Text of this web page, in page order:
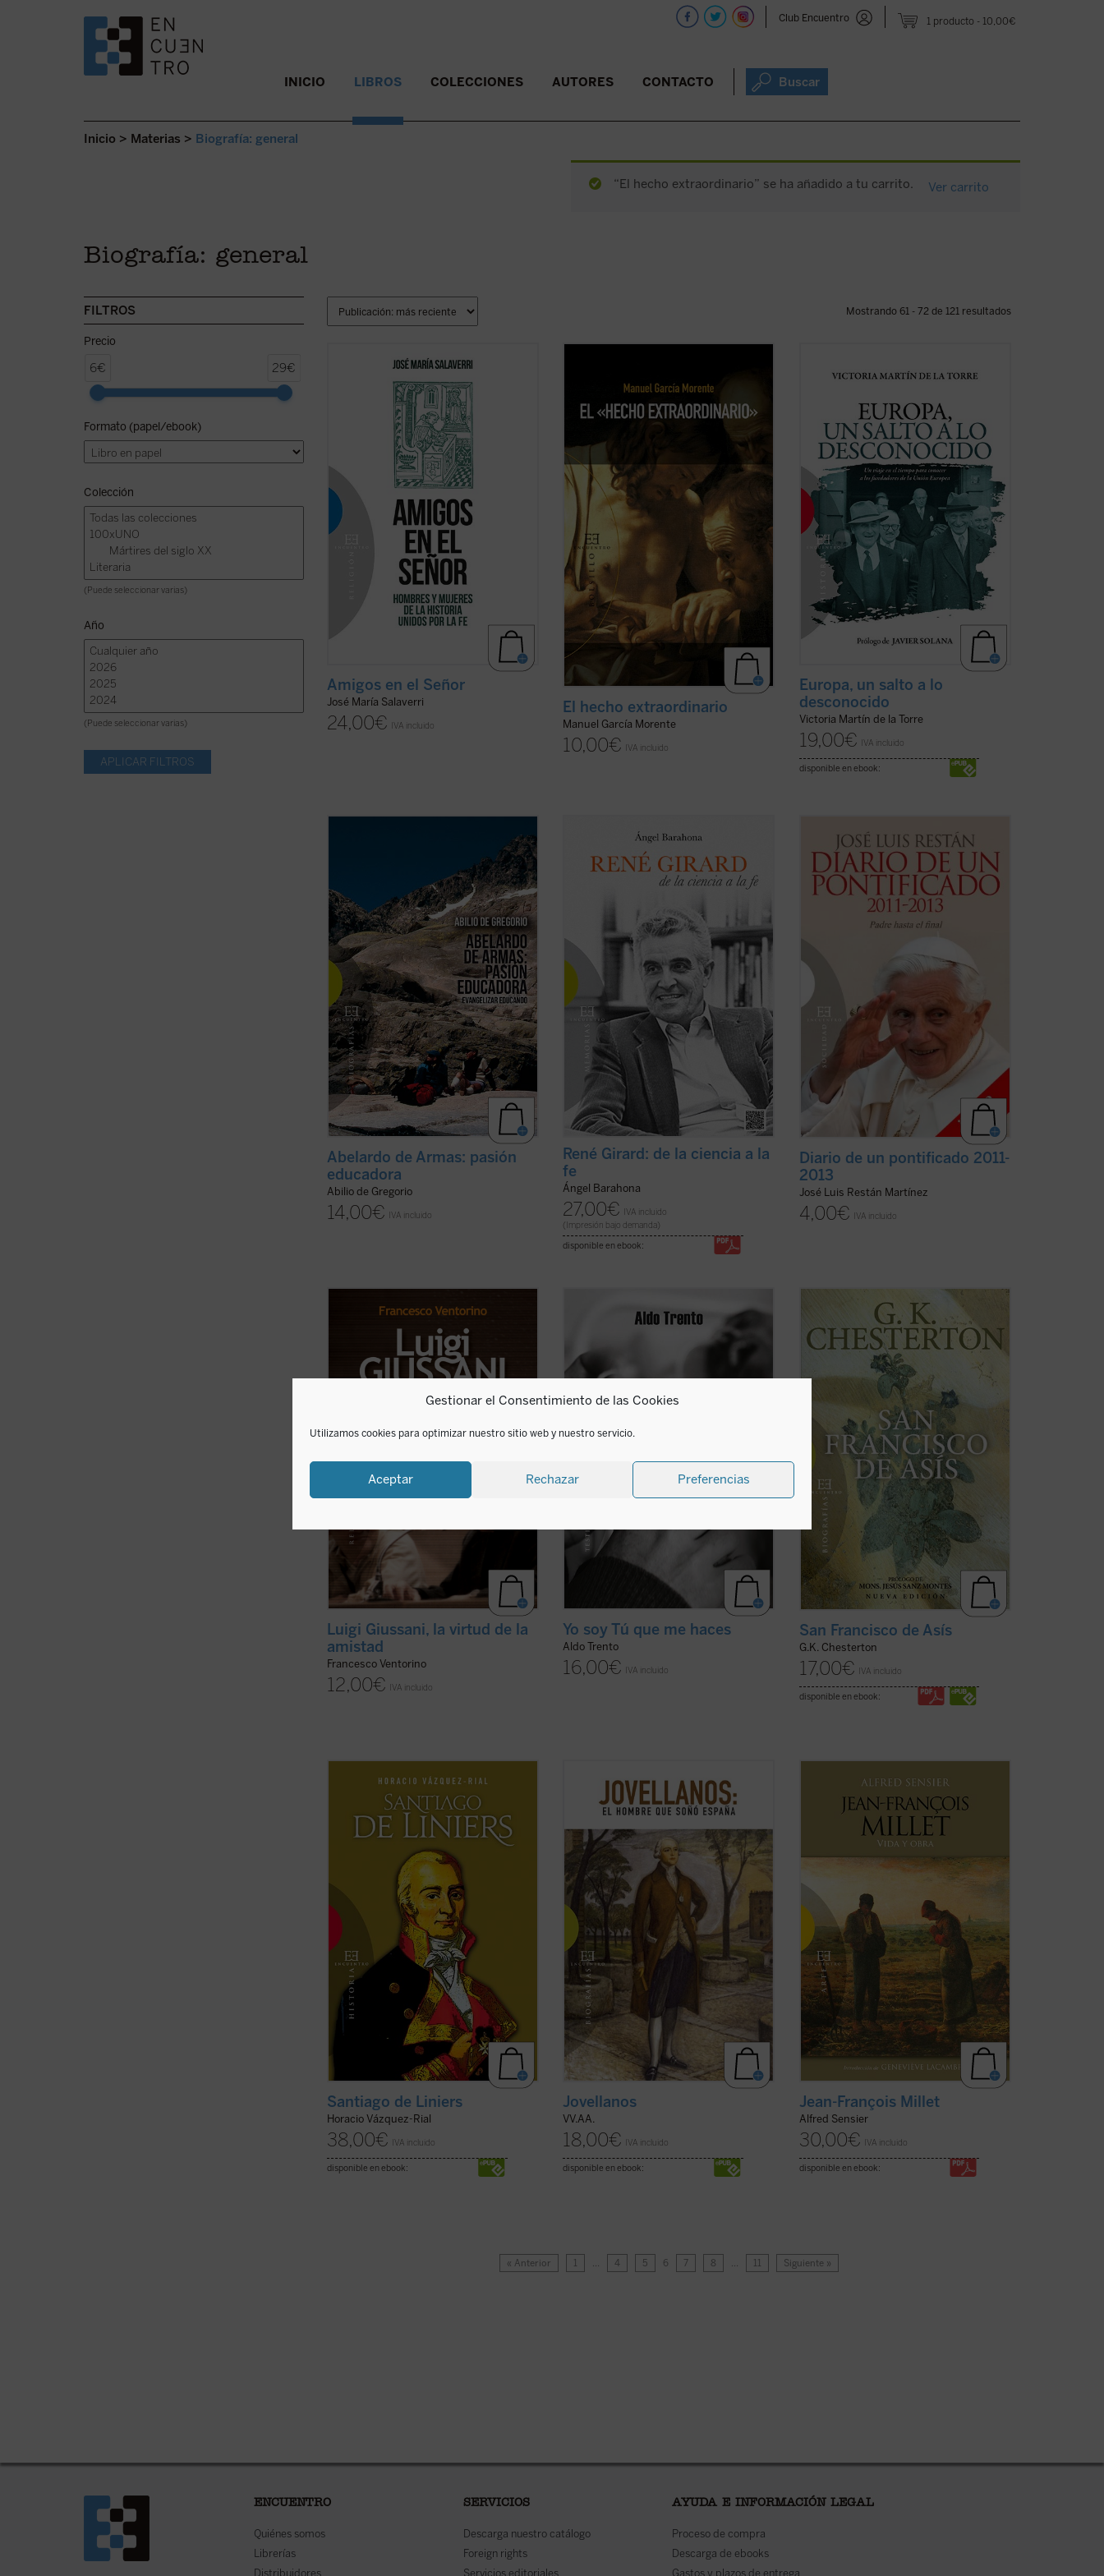
Gestionar el Consentimiento de las Cookies
Utilizamos cookies para optimizar nuestro sitio web y nuestro servicio.
Aceptar Rechazar Preferencias
1 producto 10,00€
Club Encuentro
SALTAR AL CONTENIDO. INICIO LIBROS COLECCIONES AUTORES CONTACTO Buscar
Inicio > Materias > Biografía: general
“El hecho extraordinario” se ha añadido a tu carrito. Ver carrito
Biografía: general
FILTROS
Precio
6€ 29€
Formato (papel/ebook)
Colección
(Puede seleccionar varias)
Año
(Puede seleccionar varias)
Mostrando 61 - 72 de 121 resultados
La experiencia de amistad,
profundamente arraigada en el ser
humano, quedó circunscrita en la
antigüedad a la relación entre varones;
apenas se mencionan --y siempre con
sospecha--amistades entre mujeres. Las
relaciones de amistad intersexual ...
Amigos en el Señor
José María Salaverri
24,00€ IVA incluido
filósofos españoles más importantes del
siglo XX, relata magistralmente, en una
carta enviada a su amigo el P. José María
extraordinario» de su conversión,
El hecho extraordinario
Manuel García Morente
10,00€ IVA incluido
este relato de no ficción recrea la década
Comunidades Europeas (1948-1957), a
través de algunos de los principales
protagonistas de la construcción
europea ...(ver ficha)
Europa, un salto a lo
desconocido
Victoria Martín de la Torre
19,00€ IVA incluido
disponible en ebook:
Abelardo de Armas es un formador de
formadores. Discípulo aventajado del P.
Morales, enriqueció el ya de por sí fértil
estilo educativo de su maestro,
vertiendo en él sus convicciones,
adquiridas en la escuela de los Ejercicios
espirituales ...(ver ficha)
Abelardo de Armas: pasión
educadora
Abilio de Gregorio
14,00€ IVA incluido
¿Por qué un libro sobre René Girard? ¿En
qué consiste su relevancia intelectual?
¿Por qué la teología se siente
interpelada e incómoda por su teoría?
la cultura», otros el «Hegel del ...
René Girard: de la ciencia a la
fe
Ángel Barahona
27,00€
IVA incluido
(Impresión bajo demanda)
disponible en ebook:
La Iglesia, dijo a los seminaristas de
Roma, es el árbol de Dios, y por eso no
hay motivo para que nos dejemos
impresionar por los truenos de dentro o
de fuera. Y aunque el vendaval arranque
las ramas secas y otras parezcan a
punto de morir, el ...(ver ficha)
Diario de un pontificado 2011-
2013
José Luis Restán Martínez
4,00€ IVA incluido
La amistad era para Luigi Giussani,
fundador del movimiento eclesial
Comunión y Liberación, la virtud
suprema y camino a la verdad. Era para
muchos un padre y un maestro que sabía
renunciaba a enseñar, siempre ...(ver
Luigi Giussani, la virtud de la
amistad
Francesco Ventorino
12,00€ IVA incluido
«Privilegiados debemos considerarnos
quienes conocemos al padre Aldo, un
hombre enamorado de Cristo. [...] El
padre Aldo recoge a niños y ancianos de
la calle, enfermos terminales, enfermos
cobijo, comida y ... (ver ficha)
Yo soy Tú que me haces
Aldo Trento
16,00€ IVA incluido
«Me dirijo al hombre de la calle,
escéptico pero también comprensivo, y
mi única esperanza, bastante vaga por
cierto, es que si abordo la biografía de
este gran santo por el lado llamativo y
popular que evidentemente tiene, tal vez
(ver ficha)
San Francisco de Asís
G.K. Chesterton
17,00€ IVA incluido
disponible en ebook:
Horacio Vázquez-Rial nos ofrece, con
estilo vibrante y documentación inédita,
la biografía más cercana de Santiago de
Liniers. De origen noble francés, entró al
servicio de la Armada española y acabó
convirtiéndose en virrey del virreinato ...
Santiago de Liniers
Horacio Vázquez-Rial
38,00€ IVA incluido
disponible en ebook:
Dos siglos después del fallecimiento de
Gaspar Melchor de Jovellanos, la figura
del más importante de los ilustrados
españoles sigue suscitando debates e
interrogantes. Los autores de este
volumen colectivo, todos ellos
especialistas en la vida y ...
(ver ficha)
Jovellanos
VV.AA.
18,00€ IVA incluido
disponible en ebook:
Jean François Millet (1814-1875), criado
en la pequeña aldea normanda de
Gruchy, fue un pintor realista centrado
muy singularmente en expresar su
profunda admiración por la vida de la
gente humilde y campesina en un
momento en que la sociedad ...
Jean-François Millet
Alfred Sensier
30,00€ IVA incluido
disponible en ebook:
« Anterior 1 … 4 5 6 7 8 … 11 Siguiente »
ENCUENTRO
Quiénes somos
Librerías
Distribuidores
SERVICIOS
Descarga nuestro catálogo
Foreign rights
Servicios editoriales
AYUDA E INFORMACIÓN LEGAL
Proceso de compra
Descarga de ebooks
Gastos y plazos de entrega